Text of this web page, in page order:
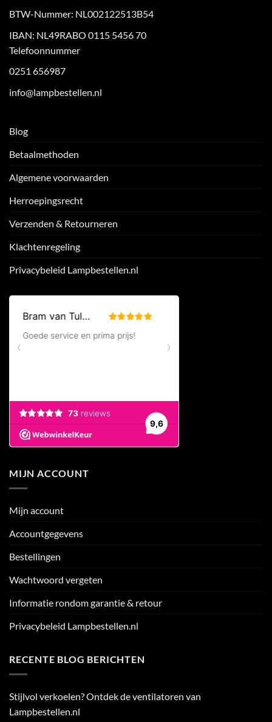
BTW-Nummer: NL002122513B54
IBAN: NL49RABO 0115 5456 70
Telefoonnummer
0251 656987
info@lampbestellen.nl
Blog
Betaalmethoden
Algemene voorwaarden
Herroepingsrecht
Verzenden & Retourneren
Klachtenregeling
Privacybeleid Lampbestellen.nl
MIJN ACCOUNT
Mijn account
Accountgegevens
Bestellingen
Wachtwoord vergeten
Informatie rondom garantie & retour
Privacybeleid Lampbestellen.nl
RECENTE BLOG BERICHTEN
Stijlvol verkoelen? Ontdek de ventilatoren van
Lampbestellen.nl